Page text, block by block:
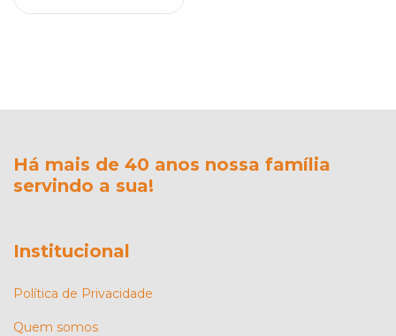
Há mais de 40 anos nossa família
servindo a sua!
Institucional
Política de Privacidade
Quem somos